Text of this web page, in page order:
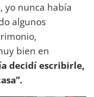
yo nunca había
algunos
bien en
decidí escribirle,